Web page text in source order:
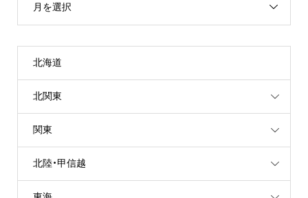
月を選択
北海道
北関東
関東
北陸・甲信越